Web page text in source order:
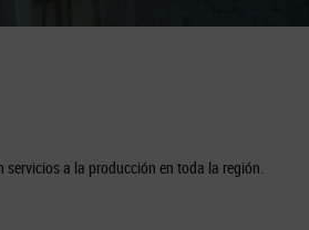
a la producción en toda la región.